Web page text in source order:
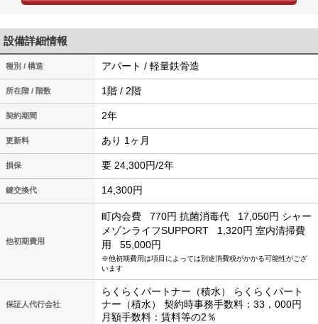
設備詳細情報
種別 / 構造 アパート / 軽量鉄骨造
所在階 / 階数 1階 / 2階
契約期間 2年
更新料 あり 1ヶ月
損保 要 24,300円/2年
鍵交換代 14,300円
他初期費用
町内会費 770円 抗菌消毒代 17,050円 シャー
メゾンライフSUPPORT
1,320円 室内清掃費
用
55,000円
※他初期費用は項目によっては別途消費税がかかる可能性がござ
います
保証人代行会社
らくらくパートナー（積水） らくらくパート
ナー（積水） 契約時事務手数料：33，000円
月額手数料：賃料等の2％